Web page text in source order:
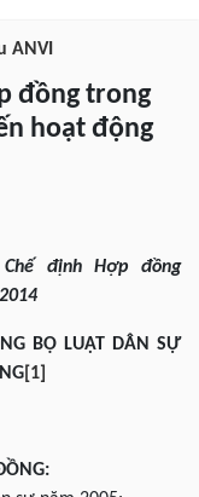
ANVI
đồng trong
hoạt động
định Hợp đồng
BỘ LUẬT DÂN SỰ
[1]